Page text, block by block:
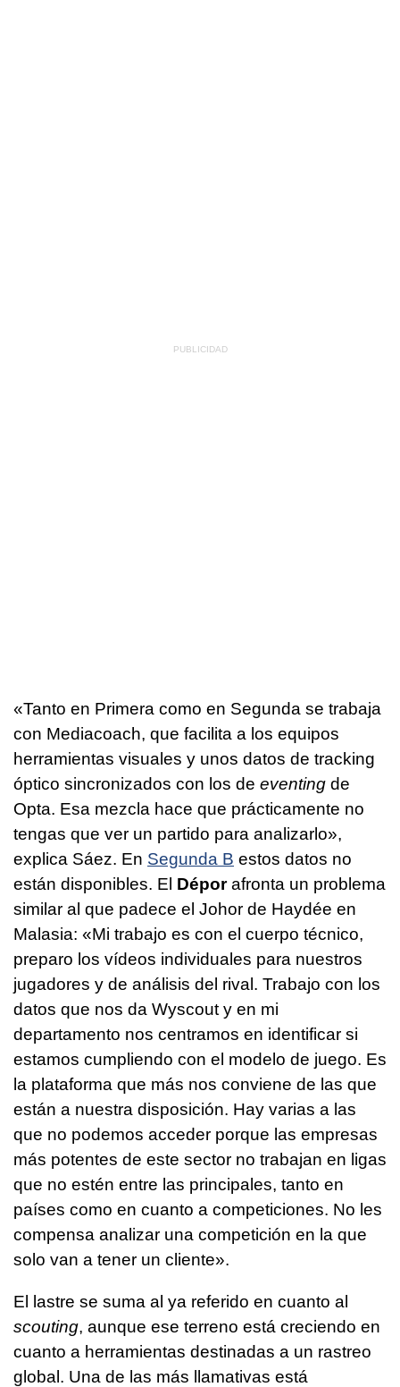
«Tanto en Primera como en Segunda se trabaja
con Mediacoach, que facilita a los equipos
herramientas visuales y unos datos de tracking
óptico sincronizados con los de eventing de
Opta. Esa mezcla hace que prácticamente no
tengas que ver un partido para analizarlo»,
explica Sáez. En Segunda B estos datos no
están disponibles. El Déporafronta un problema
similar al que padece el Johor de Haydée en
Malasia: «Mi trabajo es con el cuerpo técnico,
preparo los vídeos individuales para nuestros
jugadores y de análisis del rival. Trabajo con los
datos que nos da Wyscout y en mi
departamento nos centramos en identificar si
estamos cumpliendo con el modelo de juego. Es
la plataforma que más nos conviene de las que
están a nuestra disposición. Hay varias a las
que no podemos acceder porque las empresas
más potentes de este sector no trabajan en ligas
que no estén entre las principales, tanto en
países como en cuanto a competiciones. No les
compensa analizar una competición en la que
solo van a tener un cliente».
El lastre se suma al ya referido en cuanto al
scouting, aunque ese terreno está creciendo en
cuanto a herramientas destinadas a un rastreo
global. Una de las más llamativas está